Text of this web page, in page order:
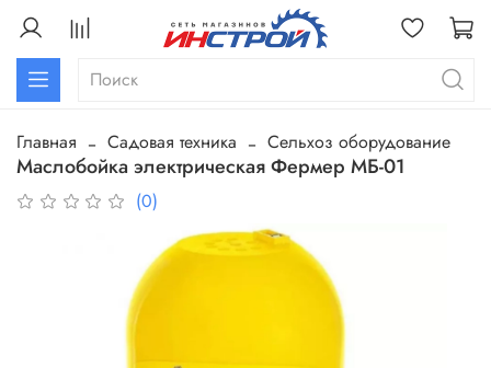
Главная Садовая техника Сельхоз оборудование
Маслобойка электрическая Фермер МБ-01
(0)